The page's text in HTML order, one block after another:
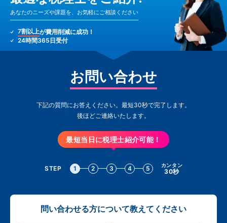
あなたのニーズや課題を、お気軽にご相談ください
7割以上が費用削減に成功！
24時間365日受付
お問い合わせ
下記の質問にお答えください。最短30秒で完了します。
後ほどご連絡いたします。
最短当日に税理士紹介可能！
STEP 1 2 3 4 5 カンタン
30秒
問い合わせる方について教えてください